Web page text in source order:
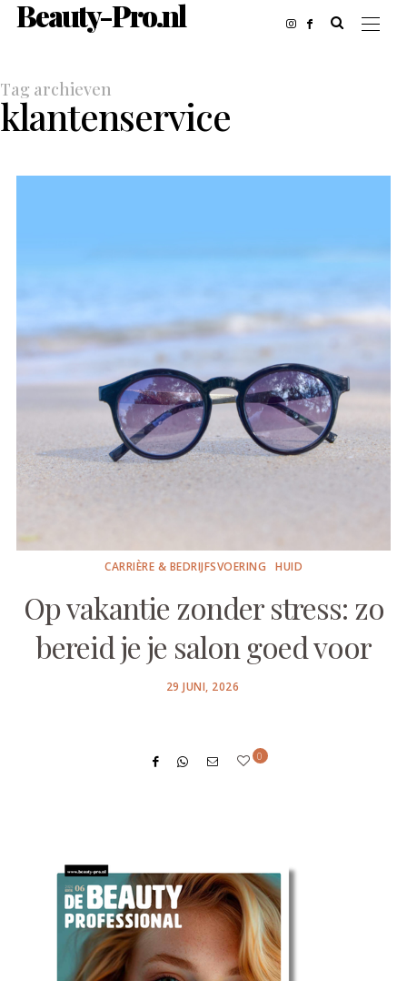
Beauty-Pro.nl
Tag archieven
klantenservice
CARRIÈRE & BEDRIJFSVOERING HUID
Op vakantie zonder stress: zo
bereid je je salon goed voor
POSTED
29 JUNI, 2026
0